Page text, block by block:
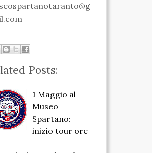
Posts:
1 Maggio al
Museo
Spartano:
inizio tour ore